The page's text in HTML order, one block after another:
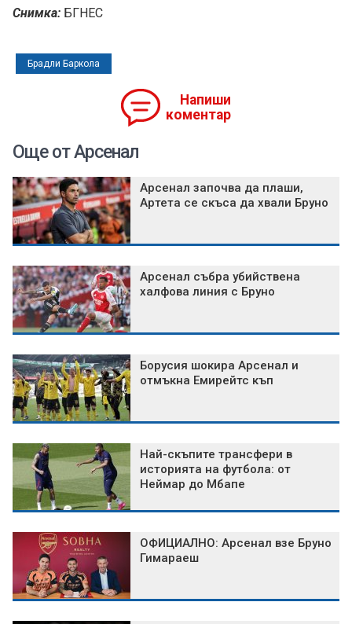
Снимка: БГНЕС
Брадли Баркола
Напиши
коментар
Още от Арсенал
Арсенал започва да плаши,
Артета се скъса да хвали Бруно
Арсенал събра убийствена
халфова линия с Бруно
Борусия шокира Арсенал и
отмъкна Емирейтс къп
Най-скъпите трансфери в
историята на футбола: от
Неймар до Мбапе
ОФИЦИАЛНО: Арсенал взе Бруно
Гимараеш